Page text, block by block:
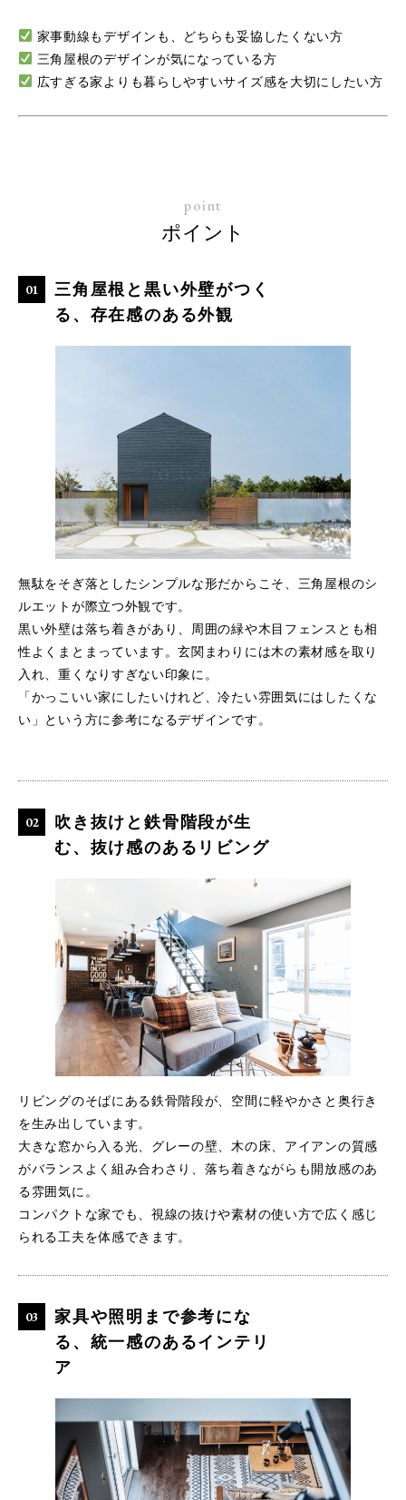
家事動線もデザインも、どちらも妥協したくない方
三角屋根のデザインが気になっている方
広すぎる家よりも暮らしやすいサイズ感を大切にしたい方
point
ポイント
三角屋根と黒い外壁がつく
る、存在感のある外観
無駄をそぎ落としたシンプルな形だからこそ、三角屋根のシ
ルエットが際立つ外観です。
黒い外壁は落ち着きがあり、周囲の緑や木目フェンスとも相
性よくまとまっています。玄関まわりには木の素材感を取り
入れ、重くなりすぎない印象に。
「かっこいい家にしたいけれど、冷たい雰囲気にはしたくな
い」という方に参考になるデザインです。
吹き抜けと鉄骨階段が生
む、抜け感のあるリビング
リビングのそばにある鉄骨階段が、空間に軽やかさと奥行き
を生み出しています。
大きな窓から入る光、グレーの壁、木の床、アイアンの質感
がバランスよく組み合わさり、落ち着きながらも開放感のあ
る雰囲気に。
コンパクトな家でも、視線の抜けや素材の使い方で広く感じ
られる工夫を体感できます。
家具や照明まで参考にな
る、統一感のあるインテリ
ア